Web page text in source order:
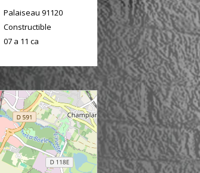
Palaiseau 91120
Constructible
07 a 11 ca